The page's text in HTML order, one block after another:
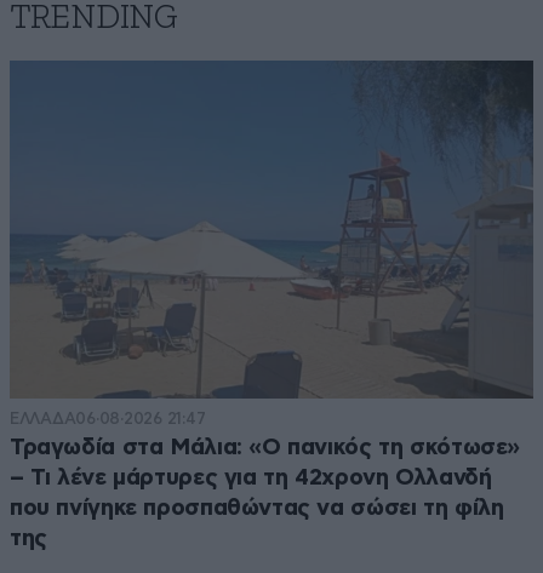
TRENDING
ΕΛΛΑΔΑ06·08·2026 21:47
Τραγωδία στα Μάλια: «Ο πανικός τη σκότωσε»
– Τι λένε μάρτυρες για τη 42χρονη Ολλανδή
που πνίγηκε προσπαθώντας να σώσει τη φίλη
της